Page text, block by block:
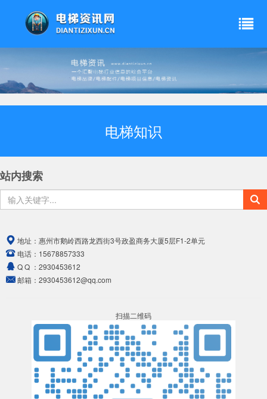
电梯知识
站内搜索
地址： 惠州市鹅岭西路龙西街3号政盈商务大厦5层F1-2单元
电话： 15678857333
Q Q ： 2930453612
邮箱： 2930453612@qq.com
扫描二维码